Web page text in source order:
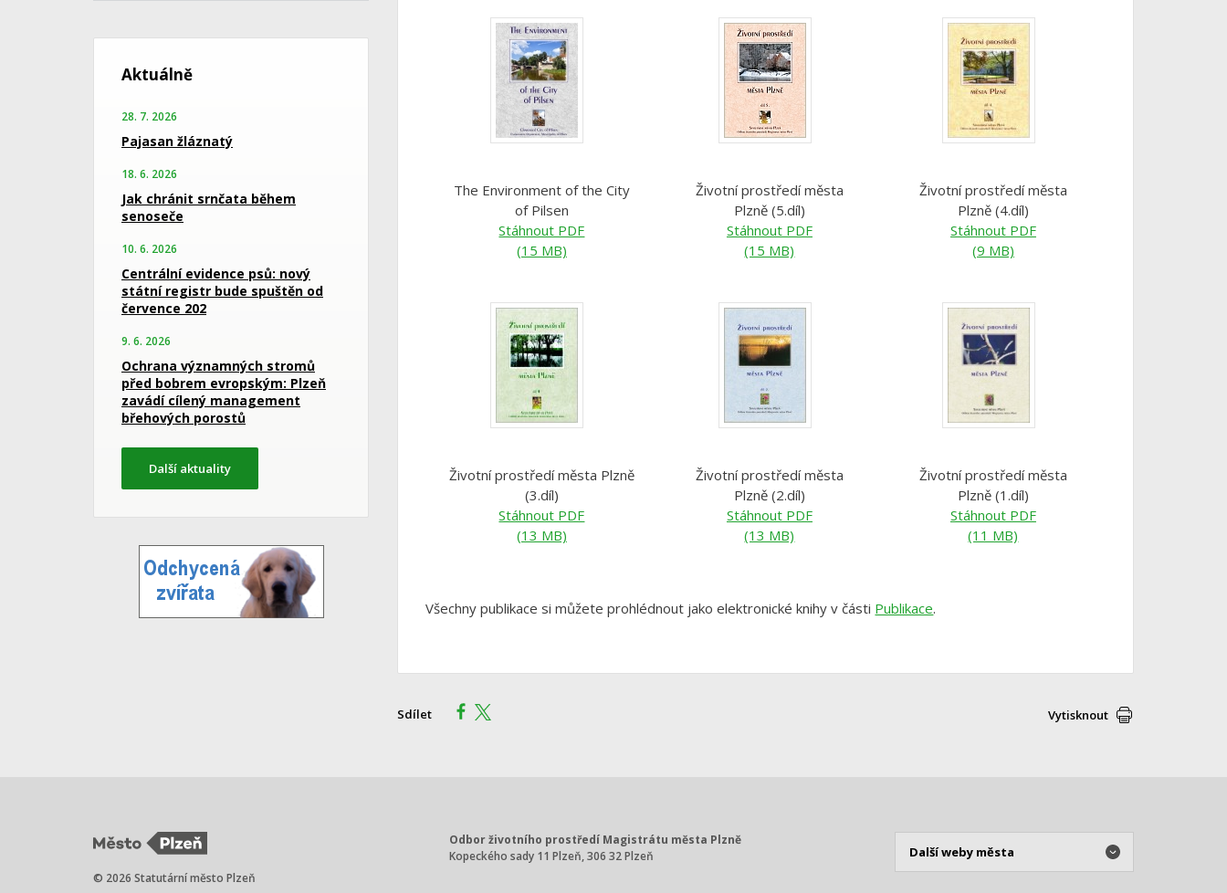
The Environment of the City
of Pilsen
Stáhnout PDF
(15 MB)
Životní prostředí města
Plzně (5.díl)
Stáhnout PDF
(15 MB)
Životní prostředí města
Plzně (4.díl)
Stáhnout PDF
(9 MB)
Životní prostředí města Plzně
(3.díl)
Stáhnout PDF
(13 MB)
Životní prostředí města
Plzně (2.díl)
Stáhnout PDF
(13 MB)
Životní prostředí města
Plzně (1.díl)
Stáhnout PDF
(11 MB)
Všechny publikace si můžete prohlédnout jako elektronické knihy v části Publikace.
Sdílet Vytisknout
Aktuálně
28. 7. 2026
Pajasan žláznatý
18. 6. 2026
Jak chránit srnčata během
senoseče
10. 6. 2026
Centrální evidence psů: nový
státní registr bude spuštěn od
července 202
9. 6. 2026
Ochrana významných stromů
před bobrem evropským: Plzeň
zavádí cílený management
břehových porostů
Další aktuality
Odbor životního prostředí Magistrátu města Plzně
Kopeckého sady 11 Plzeň, 306 32 Plzeň
© 2026 Statutární město Plzeň